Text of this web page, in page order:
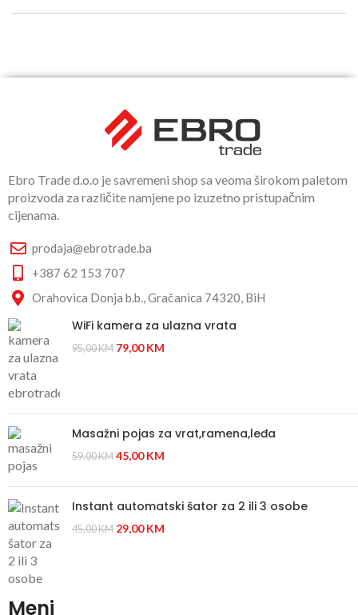
Ebro Trade d.o.o je savremeni shop sa veoma širokom paletom
proizvoda za različite namjene po izuzetno pristupačnim
cijenama.
prodaja@ebrotrade.ba
+387 62 153 707
Orahovica Donja b.b., Gračanica 74320, BiH
WiFi kamera za ulazna vrata
95,00KM 79,00KM
Masažni pojas za vrat,ramena,leđa
59,00KM 45,00KM
Instant automatski šator za 2 ili 3 osobe
45,00KM 29,00KM
Meni